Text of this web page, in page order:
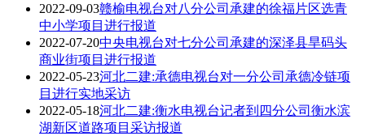
2022-09-03赣榆电视台对八分公司承建的徐福片区选青
中小学项目进行报道
2022-07-20中央电视台对七分公司承建的深泽县旱码头
商业街项目进行报道
2022-05-23河北二建:承德电视台对一分公司承德冷链项
目进行实地采访
2022-05-18河北二建:衡水电视台记者到四分公司衡水滨
湖新区道路项目采访报道